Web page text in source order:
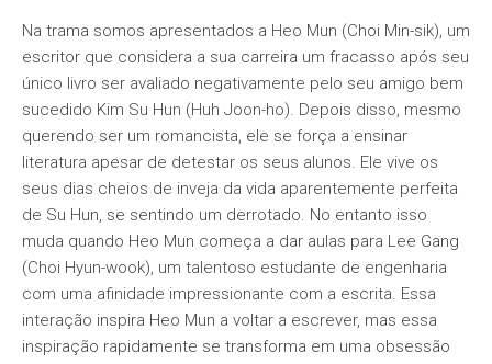
Na trama somos apresentados a Heo Mun (Choi Min-sik), um
escritor que considera a sua carreira um fracasso após seu
único livro ser avaliado negativamente pelo seu amigo bem
sucedido Kim Su Hun (Huh Joon-ho). Depois disso, mesmo
querendo ser um romancista, ele se força a ensinar
literatura apesar de detestar os seus alunos. Ele vive os
seus dias cheios de inveja da vida aparentemente perfeita
de Su Hun, se sentindo um derrotado. No entanto isso
muda quando Heo Mun começa a dar aulas para Lee Gang
(Choi Hyun-wook), um talentoso estudante de engenharia
com uma afinidade impressionante com a escrita. Essa
interação inspira Heo Mun a voltar a escrever, mas essa
inspiração rapidamente se transforma em uma obsessão